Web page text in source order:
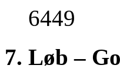
7. Løb –